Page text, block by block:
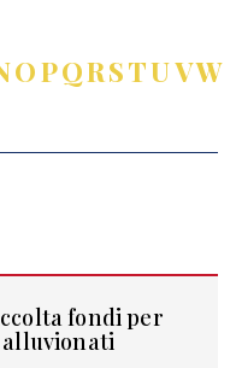
OPQRSTUVW
fondi per